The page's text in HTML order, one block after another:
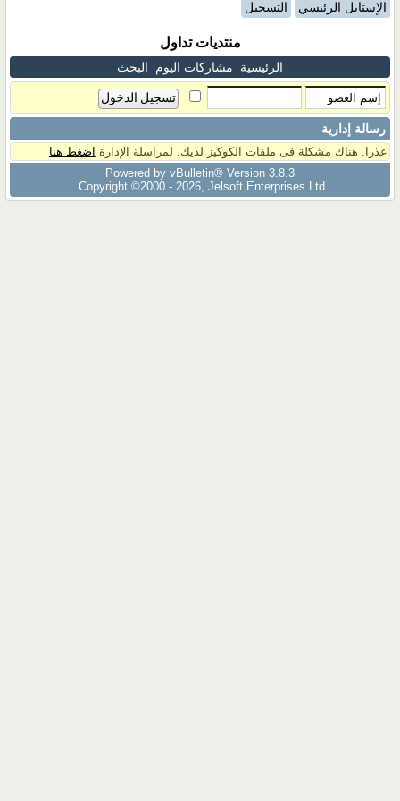
الإستايل الرئيسي التسجيل
منتديات تداول
الرئيسية مشاركات اليوم البحث
رسالة إدارية
عذرا. هناك مشكلة فى ملفات الكوكيز لديك. لمراسلة الإدارة اضغط هنا
Powered by vBulletin® Version 3.8.3
Copyright ©2000 - 2026, Jelsoft Enterprises Ltd.